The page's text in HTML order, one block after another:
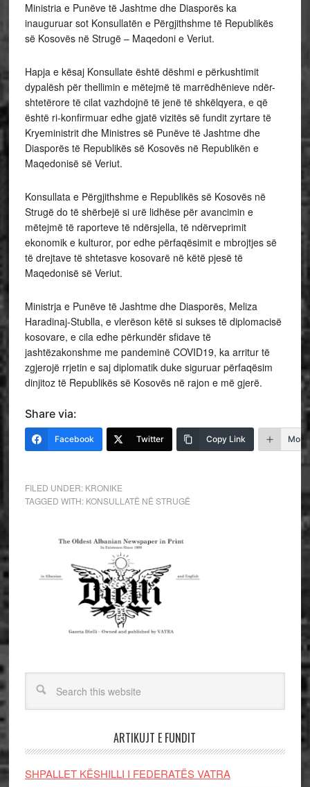
Ministria e Punëve të Jashtme dhe Diasporës ka
inauguruar sot Konsullatën e Përgjithshme të Republikës
së Kosovës në Strugë – Maqedoni e Veriut.
Hapja e kësaj Konsullate është dëshmi e përkushtimit
dypalësh për thellimin e mëtejmë të marrëdhënieve ndër-
shtetërore të cilat vazhdojnë të jenë të shkëlqyera, e që
është ri-konfirmuar edhe gjatë vizitës së fundit zyrtare të
Kryeministrit dhe Ministres së Punëve të Jashtme dhe
Diasporës të Republikës së Kosovës në Republikën e
Maqedonisë së Veriut.
Konsullata e Përgjithshme e Republikës së Kosovës në
Strugë do të shërbejë si urë lidhëse për avancimin e
mëtejmë të raporteve të ndërsjella, të ndërveprimit
ekonomik e kulturor, por edhe përfaqësimit e mbrojtjes së
të drejtave të shtetasve kosovarë në këtë pjesë të
Maqedonisë së Veriut.
Ministrja e Punëve të Jashtme dhe Diasporës, Meliza
Haradinaj-Stublla, e vlerëson këtë si sukses të diplomacisë
kosovare, e cila edhe përkundër sfidave të
jashtëzakonshme me pandeminë COVID19, ka arritur të
zgjerojë rrjetin e saj diplomatik duke siguruar përfaqësim
dinjitoz të Republikës së Kosovës në rajon e më gjerë.
Share via:
Facebook Twitter Copy Link More
FILED UNDER: KRONIKE
TAGGED WITH: KONSULLATË NË STRUGË
ARTIKUJT E FUNDIT
SHPALLET KËSHILLI I FEDERATËS VATRA